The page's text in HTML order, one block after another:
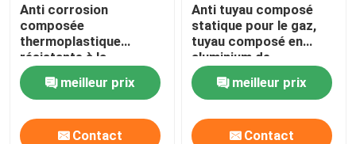
Anti corrosion
composée
thermoplastique
résistante à la
température du tuyau
FRP
meilleur prix
Contact
Anti tuyau composé
statique pour le gaz,
tuyau composé en
aluminium de
polyéthylène de FRP
meilleur prix
Contact